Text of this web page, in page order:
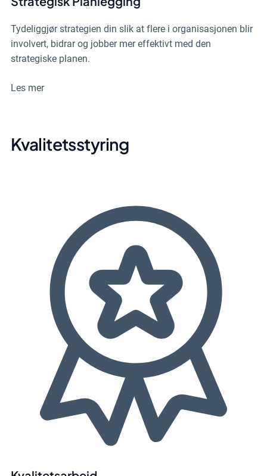
Tydeliggjør strategien din slik at flere i organisasjonen blir
involvert, bidrar og jobber mer effektivt med den
strategiske planen.
Les mer
Kvalitetsstyring